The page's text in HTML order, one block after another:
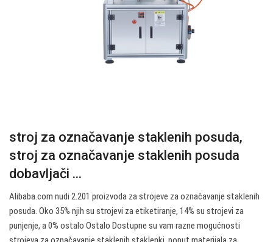
stroj za označavanje staklenih posuda,
stroj za označavanje staklenih posuda
dobavljači ...
Alibaba.com nudi 2.201 proizvoda za strojeve za označavanje staklenih
posuda. Oko 35% njih su strojevi za etiketiranje, 14% su strojevi za
punjenje, a 0% ostalo Ostalo Dostupne su vam razne mogućnosti